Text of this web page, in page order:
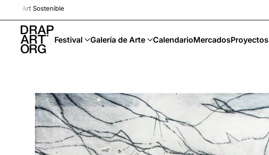
Ir al contenido principal
Festival Galería de Arte CalendarioMercadosProyectos